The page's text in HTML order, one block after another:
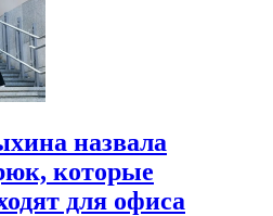
назвала
которые
для офиса